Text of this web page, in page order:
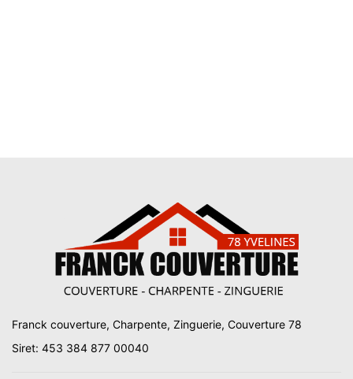
Franck couverture, Charpente, Zinguerie, Couverture 78
Siret: 453 384 877 00040